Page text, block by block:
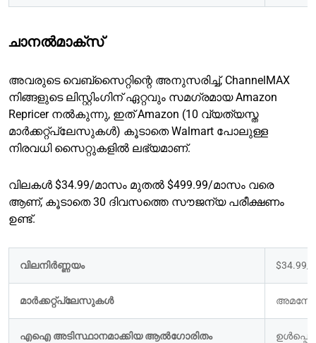
ചാനൽമാക്സ്
അവരുടെ വെബ്സൈറ്റിന്റെ അനുസരിച്ച്, ChannelMAX
നിങ്ങളുടെ ലിസ്റ്റിംഗിന് ഏറ്റവും സമഗ്രമായ Amazon
Repricer നൽകുന്നു, ഇത് Amazon (10 വ്യത്യസ്ത
മാർക്കറ്റ്പ്ലേസുകൾ) കൂടാതെ Walmart പോലുള്ള
നിരവധി സൈറ്റുകളിൽ ലഭ്യമാണ്.
വിലകൾ $34.99/മാസം മുതൽ $499.99/മാസം വരെ
ആണ്, കൂടാതെ 30 ദിവസത്തെ സൗജന്യ പരീക്ഷണം
ഉണ്ട്.
വിലനിർണ്ണയം
മാർക്കറ്റ്പ്ലേസുകൾ
എഐ അടിസ്ഥാനമാക്കിയ ആൽഗോരിതം